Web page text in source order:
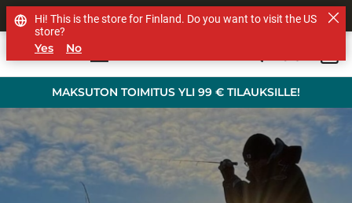
MAKSUTON TOIMITUS YLI 99 € TILAUKSILLE!
MUUT TUOTEMERKIT
Hi! This is the store for Finland. Do you want to visit the US
store?
Yes No